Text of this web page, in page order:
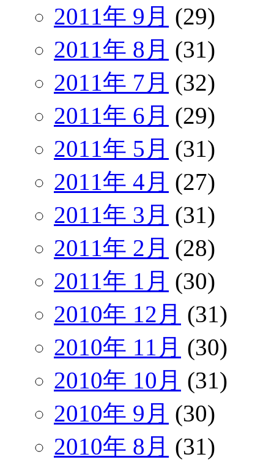
2011年 9月 (29)
2011年 8月 (31)
2011年 7月 (32)
2011年 6月 (29)
2011年 5月 (31)
2011年 4月 (27)
2011年 3月 (31)
2011年 2月 (28)
2011年 1月 (30)
2010年 12月 (31)
2010年 11月 (30)
2010年 10月 (31)
2010年 9月 (30)
2010年 8月 (31)